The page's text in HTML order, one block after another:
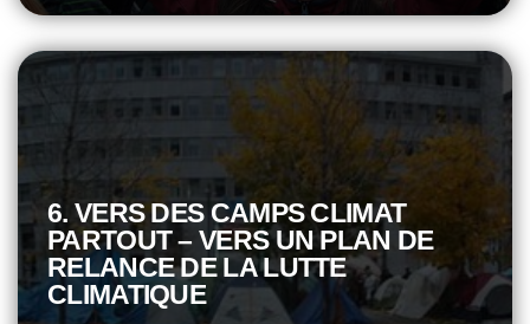
6. VERS DES CAMPS CLIMAT
PARTOUT – VERS UN PLAN DE
RELANCE DE LA LUTTE
CLIMATIQUE